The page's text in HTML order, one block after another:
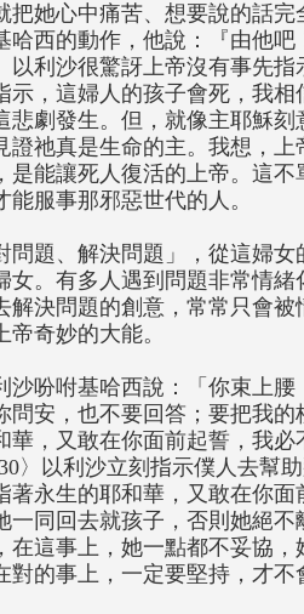
把她心中痛苦、想要說的話
哈西的動作，他說：『由他
以利沙很驚訝上帝沒有事先
示，這婦人的孩子會死，我相
悲劇發生。但，就像主耶穌
證祂真是生命的主。我想，
是能讓死人復活的上帝。這
能服事那邪惡世代的人。
問題、解決問題」，從這婦
女。有多人遇到問題非常情緒
解決問題的創意，常常只會
帝奇妙的大能。
沙吩咐基哈西說：「你束上
問安，也不要回答；要把我
華，又敢在你面前起誓，我必
30〉以利沙立刻指示僕人去幫
著永生的耶和華，又敢在你
一同回去就孩子，否則她絕
在這事上，她一點都不妥協
對的事上，一定要堅持，才不